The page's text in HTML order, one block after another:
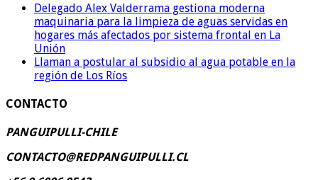
Delegado Alex Valderrama gestiona moderna
maquinaria para la limpieza de aguas servidas en
hogares más afectados por sistema frontal en La
Unión
Llaman a postular al subsidio al agua potable en la
región de Los Ríos
CONTACTO
PANGUIPULLI-CHILE
CONTACTO@REDPANGUIPULLI.CL